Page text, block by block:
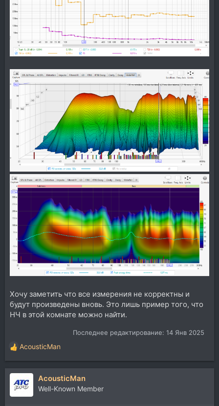
Хочу заметить что все измерения не корректны и
будут произведены вновь. Это лишь пример того, что
НЧ в этой комнате можно найти.
Последнее редактирование: 14 Янв 2025
Р
е
а
и
AcousticMan
AcousticMan
Well-Known Member